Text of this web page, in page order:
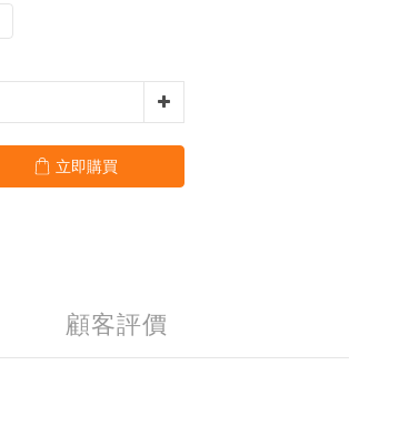
立即購買
顧客評價